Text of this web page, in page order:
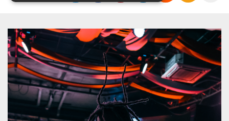
Cookies de preferencias
Las cookies estrictamente necesarias permiten
la funcionalidad principal del sitio web, como
el inicio de sesión de usuario y la gestión de
cuentas. El sitio web no se puede utilizar
correctamente sin las cookies estrictamente
necesarias.
Nombre
Proveedor /
Vencimiento Descripción